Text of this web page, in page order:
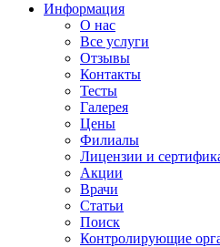
Информация
О нас
Все услуги
Отзывы
Контакты
Тесты
Галерея
Цены
Филиалы
Лицензии и
Акции
Врачи
Статьи
Поиск
Контролирующие